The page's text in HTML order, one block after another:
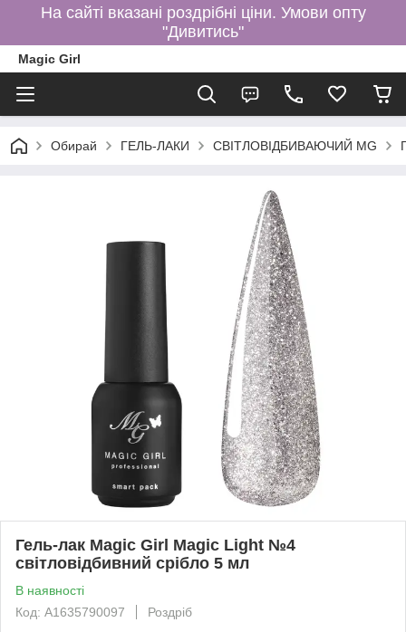
На сайті вказані роздрібні ціни. Умови опту
"Дивитись"
Magic Girl
Обирай ГЕЛЬ-ЛАКИ СВІТЛОВІДБИВАЮЧИЙ MG
Гель-лак Magic Girl Magic Light №4
світловідбивний срібло 5 мл
В наявності
Код: A1635790097
Роздріб